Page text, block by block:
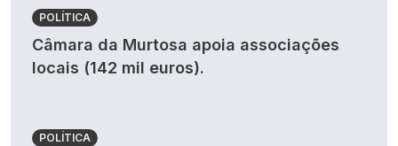
POLÍTICA
Câmara da Murtosa apoia associações
locais (142 mil euros).
POLÍTICA